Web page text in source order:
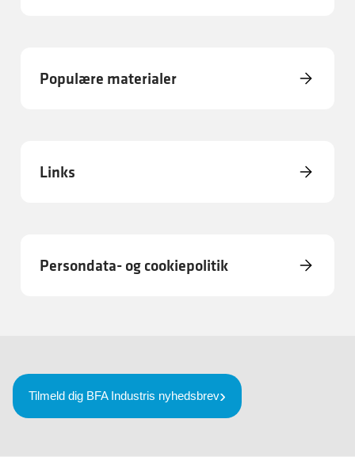
Populære materialer
Links
Persondata- og cookiepolitik
Tilmeld dig BFA Industris nyhedsbrev